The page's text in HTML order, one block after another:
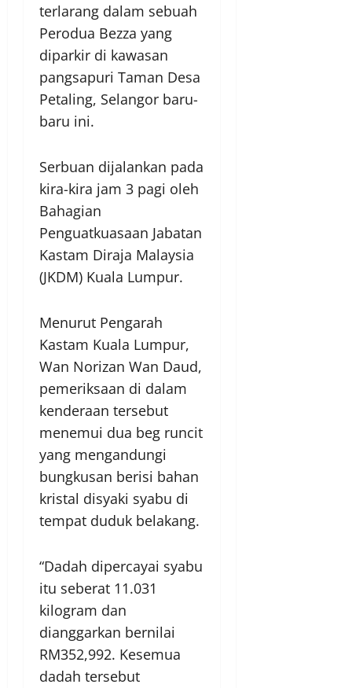
terlarang dalam sebuah
Perodua Bezza yang
diparkir di kawasan
pangsapuri Taman Desa
Petaling, Selangor baru-
baru ini.
Serbuan dijalankan pada
kira-kira jam 3 pagi oleh
Bahagian
Penguatkuasaan Jabatan
Kastam Diraja Malaysia
(JKDM) Kuala Lumpur.
Menurut Pengarah
Kastam Kuala Lumpur,
Wan Norizan Wan Daud,
pemeriksaan di dalam
kenderaan tersebut
menemui dua beg runcit
yang mengandungi
bungkusan berisi bahan
kristal disyaki syabu di
tempat duduk belakang.
“Dadah dipercayai syabu
itu seberat 11.031
kilogram dan
dianggarkan bernilai
RM352,992. Kesemua
dadah tersebut